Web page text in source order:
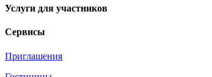
Услуги для участников
Сервисы
Приглашения